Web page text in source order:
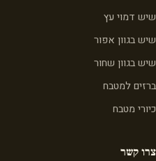
שיש דמוי עץ
שיש בגוון אפור
שיש בגוון שחור
ברזים למטבח
כיורי מטבח
צרו קשר